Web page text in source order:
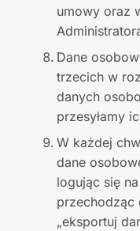
umowy oraz
Dane
trzecich w
danych
przesyłamy
W każdej
dane
logując się
przechodząc
„eksportuj